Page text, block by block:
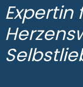
Expertin